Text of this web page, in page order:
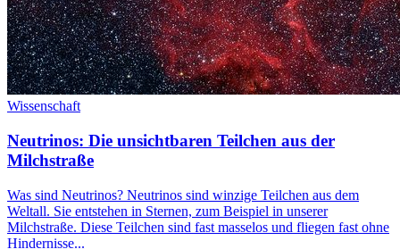
Wissenschaft
Neutrinos: Die unsichtbaren Teilchen aus der
Milchstraße
Was sind Neutrinos? Neutrinos sind winzige Teilchen aus dem
Weltall. Sie entstehen in Sternen, zum Beispiel in unserer
Milchstraße. Diese Teilchen sind fast masselos und fliegen fast ohne
Hindernisse...